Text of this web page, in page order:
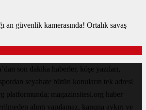
an güvenlik kamerasında! Ortalık savaş
son dakika haberler, köşe yazıları,
seyahate bütün konuların tek adresi
platformunda; magazinsitesi.org haber
alıntı yapılamaz, kanuna aykırı ve